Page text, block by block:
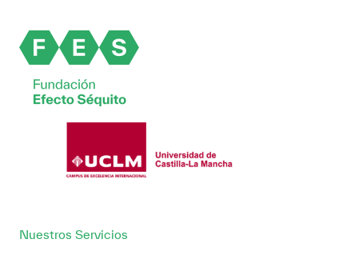
Nuestros Servicios